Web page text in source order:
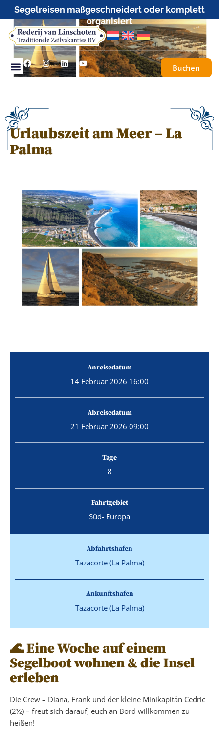
Segelreisen maßgeschneidert oder komplett
organisiert
Buchen
Urlaubszeit am Meer – La
Palma
Anreisedatum
14 Februar 2026 16:00
Abreisedatum
21 Februar 2026 09:00
Tage
8
Fahrtgebiet
Süd- Europa
Abfahrtshafen
Tazacorte (La Palma)
Ankunftshafen
Tazacorte (La Palma)
🌊 Eine Woche auf einem
Segelboot wohnen & die Insel
erleben
Die Crew – Diana, Frank und der kleine Minikapitän Cedric
(2½) – freut sich darauf, euch an Bord willkommen zu
heißen!